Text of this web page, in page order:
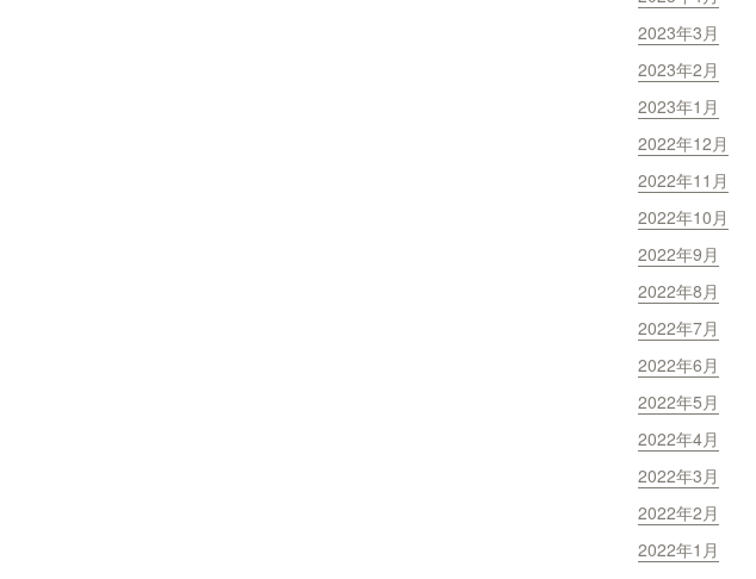
2023年3月
2023年2月
2023年1月
2022年12月
2022年11月
2022年10月
2022年9月
2022年8月
2022年7月
2022年6月
2022年5月
2022年4月
2022年3月
2022年2月
2022年1月